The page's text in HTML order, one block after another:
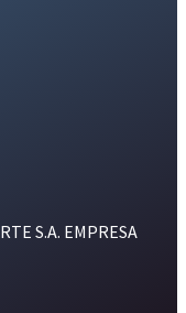
S.A. EMPRESA